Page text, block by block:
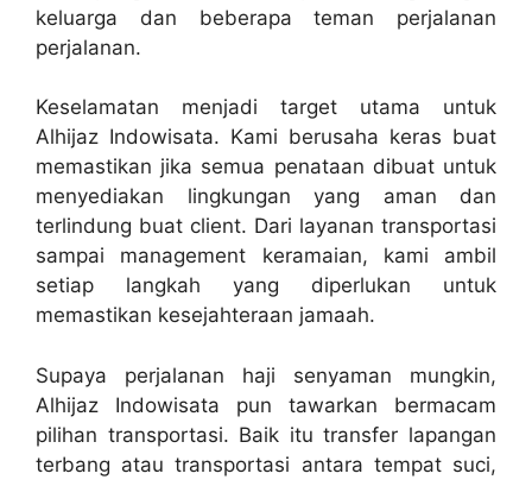
keluarga dan beberapa teman perjalanan
perjalanan.
Keselamatan menjadi target utama untuk
Alhijaz Indowisata. Kami berusaha keras buat
memastikan jika semua penataan dibuat untuk
menyediakan lingkungan yang aman dan
terlindung buat client. Dari layanan transportasi
sampai management keramaian, kami ambil
setiap langkah yang diperlukan untuk
memastikan kesejahteraan jamaah.
Supaya perjalanan haji senyaman mungkin,
Alhijaz Indowisata pun tawarkan bermacam
pilihan transportasi. Baik itu transfer lapangan
terbang atau transportasi antara tempat suci,